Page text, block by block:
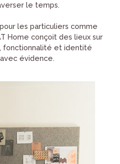
le temps.
les particuliers comme
Home conçoit des lieux sur
fonctionnalité et identité
évidence.